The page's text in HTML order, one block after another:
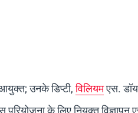
आयुक्त; उनके डिप्टी,विलियमएस.
के लिए नियुक्त विज्ञापन